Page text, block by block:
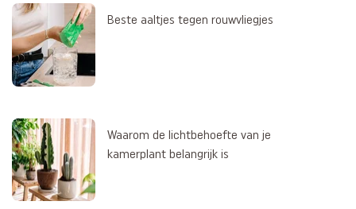
Beste aaltjes tegen rouwvliegjes
Waarom de lichtbehoefte van je
kamerplant belangrijk is